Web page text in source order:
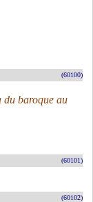
(60100)
du baroque au
(60101)
(60102)